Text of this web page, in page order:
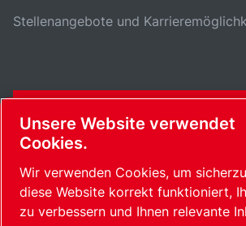
Stellenangebote und
KONTAKTFORMULAR
Unsere Website verwendet
Cookies.
Wir verwenden Cookies, um
diese Website korrekt funktioniert,
zu verbessern und Ihnen relevante